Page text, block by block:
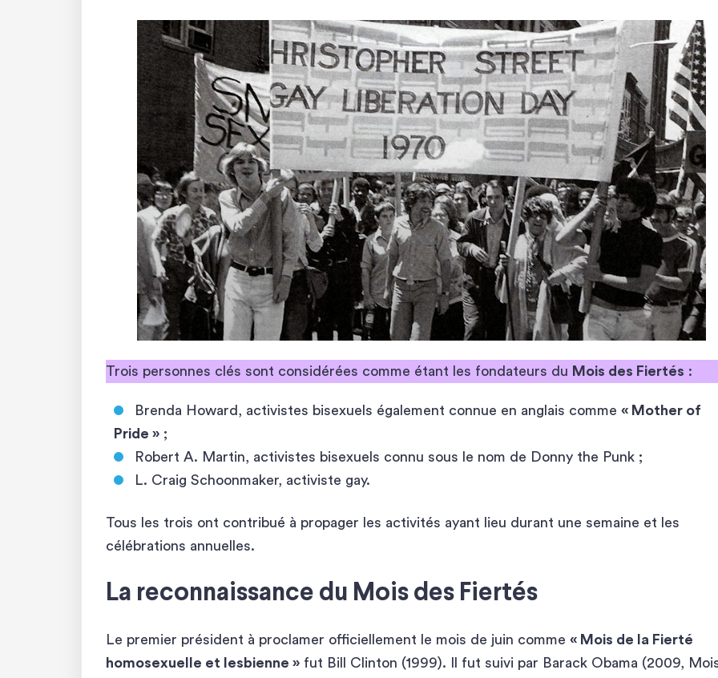
Trois personnes clés sont considérées comme étant les fondateurs du Mois des Fiertés :
Brenda Howard, activistes bisexuels également connue en anglais comme « Mother of
Pride » ;
Robert A. Martin, activistes bisexuels connu sous le nom de Donny the Punk ;
L. Craig Schoonmaker, activiste gay.
Tous les trois ont contribué à propager les activités ayant lieu durant une semaine et les
célébrations annuelles.
La reconnaissance du Mois des Fiertés
Le premier président à proclamer officiellement le mois de juin comme « Mois de la Fierté
homosexuelle et lesbienne » fut Bill Clinton (1999). Il fut suivi par Barack Obama (2009,